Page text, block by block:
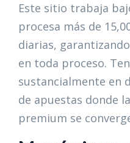
Este sitio trabaja
procesa más de
diarias,
en toda proceso.
sustancialmente en
de apuestas donde
premium se